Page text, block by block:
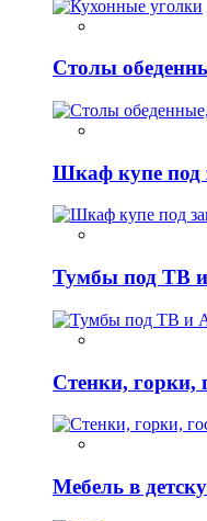
Столы
Шкаф купе под
Тумбы под ТВ и
Стенки, горки,
Мебель в